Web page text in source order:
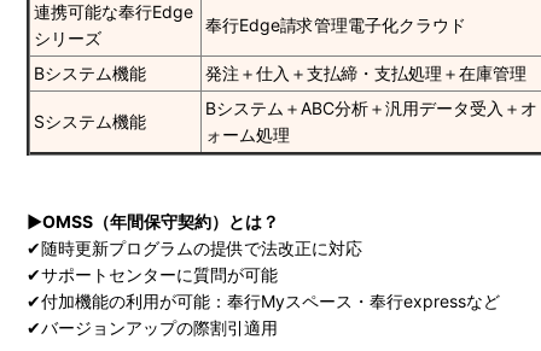
連携可能な奉行Edge
シリーズ
奉行Edge請求管理電子化クラウド
Bシステム機能 発注＋仕入＋支払締・支払処理＋在庫管理
Sシステム機能
Bシステム＋ABC分析＋汎用データ受入＋
ォーム処理
▶OMSS（年間保守契約）とは？
✔随時更新プログラムの提供で法改正に対応
✔サポートセンターに質問が可能
✔付加機能の利用が可能：奉行Myスペース・奉行expressなど
✔バージョンアップの際割引適用